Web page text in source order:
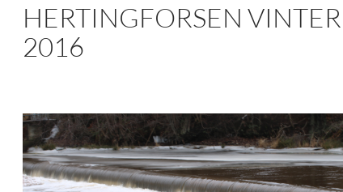
HERTINGFORSEN VINTER
2016